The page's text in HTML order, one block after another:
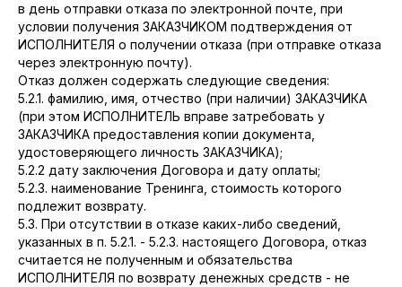
в день отправки отказа по электронной почте, при
условии получения ЗАКАЗЧИКОМ подтверждения от
ИСПОЛНИТЕЛЯ о получении отказа (при отправке отказа
через электронную почту).
Отказ должен содержать следующие сведения:
5.2.1. фамилию, имя, отчество (при наличии) ЗАКАЗЧИКА
(при этом ИСПОЛНИТЕЛЬ вправе затребовать у
ЗАКАЗЧИКА предоставления копии документа,
удостоверяющего личность ЗАКАЗЧИКА);
5.2.2 дату заключения Договора и дату оплаты;
5.2.3. наименование Тренинга, стоимость которого
подлежит возврату.
5.3. При отсутствии в отказе каких-либо сведений,
указанных в п. 5.2.1. - 5.2.3. настоящего Договора, отказ
считается не полученным и обязательства
ИСПОЛНИТЕЛЯ по возврату денежных средств - не